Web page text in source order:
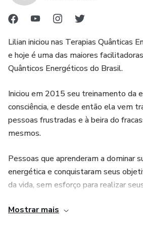
Lilian iniciou nas Terapias Quânticas
e hoje é uma das maiores
Quânticos Energéticos do Brasil.
Iniciou em 2015 seu treinamento da
consciência, e desde então ela vem
pessoas frustradas e à beira do
mesmos.
Pessoas que aprenderam a dominar
energética e conquistaram seus
da vida, sem esforço para realizar
Mostrar mais